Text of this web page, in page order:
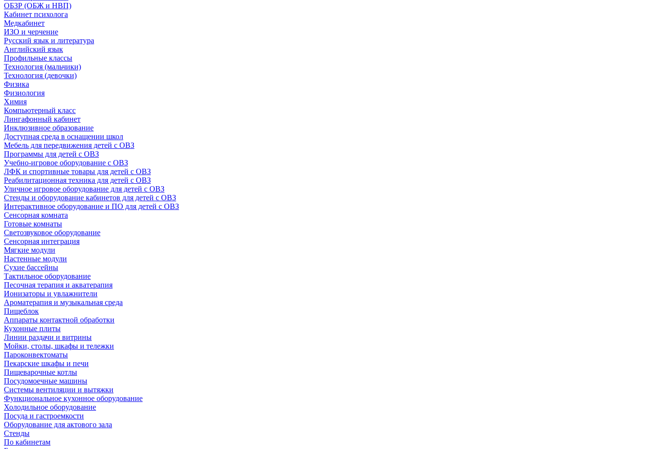
ОБЗР (ОБЖ и НВП)
Кабинет психолога
Медкабинет
ИЗО и черчение
Русский язык и литература
Английский язык
Профильные классы
Технология (мальчики)
Технология (девочки)
Физика
Физиология
Химия
Компьютерный класс
Лингафонный кабинет
Инклюзивное образование
Доступная среда в оснащении школ
Мебель для передвижения детей с ОВЗ
Программы для детей с ОВЗ
Учебно-игровое оборудование с ОВЗ
ЛФК и спортивные товары для детей с ОВЗ
Реабилитационная техника для детей с ОВЗ
Уличное игровое оборудование для детей с ОВЗ
Стенды и оборудование кабинетов для детей с ОВЗ
Интерактивное оборудование и ПО для детей с ОВЗ
Сенсорная комната
Готовые комнаты
Светозвуковое оборудование
Сенсорная интеграция
Мягкие модули
Настенные модули
Сухие бассейны
Тактильное оборудование
Песочная терапия и акватерапия
Ионизаторы и увлажнители
Ароматерапия и музыкальная среда
Пищеблок
Аппараты контактной обработки
Кухонные плиты
Линии раздачи и витрины
Мойки, столы, шкафы и тележки
Пароконвектоматы
Пекарские шкафы и печи
Пищеварочные котлы
Посудомоечные машины
Системы вентиляции и вытяжки
Функциональное кухонное оборудование
Холодильное оборудование
Посуда и гастроемкости
Оборудование для актового зала
Стенды
По кабинетам